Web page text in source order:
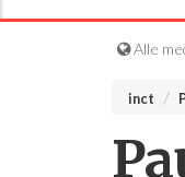
Alle
inct